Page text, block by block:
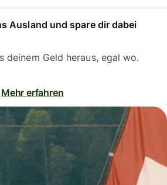
Ausland und spare dir dabei
deinem Geld heraus, egal wo.
Mehr erfahren